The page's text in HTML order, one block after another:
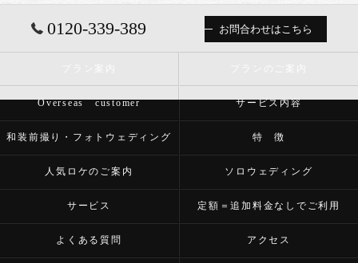
0120-339-389 お問合わせはこちら
Overseas customer サービス内容
和装前撮り・フォトウェディング 特 徴
人気ロケのご案内 ソロウェディング
サービス 定額＝追加料金なしでご利用
よくある質問 アクセス